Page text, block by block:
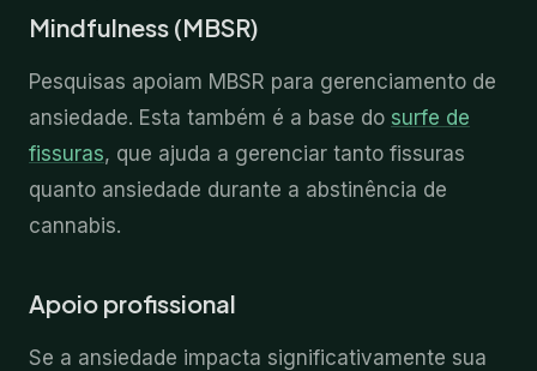
Mindfulness (MBSR)
Pesquisas apoiam MBSR para gerenciamento de
ansiedade. Esta também é a base do surfe de
fissuras, que ajuda a gerenciar tanto fissuras
quanto ansiedade durante a abstinência de
cannabis.
Apoio profissional
Se a ansiedade impacta significativamente sua